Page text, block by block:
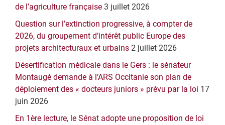
de l’agriculture française 3 juillet 2026
Question sur l’extinction progressive, à compter de
2026, du groupement d’intérêt public Europe des
projets architecturaux et urbains 2 juillet 2026
Désertification médicale dans le Gers : le sénateur
Montaugé demande à l’ARS Occitanie son plan de
déploiement des « docteurs juniors » prévu par la loi 17
juin 2026
En 1ère lecture, le Sénat adopte une proposition de loi